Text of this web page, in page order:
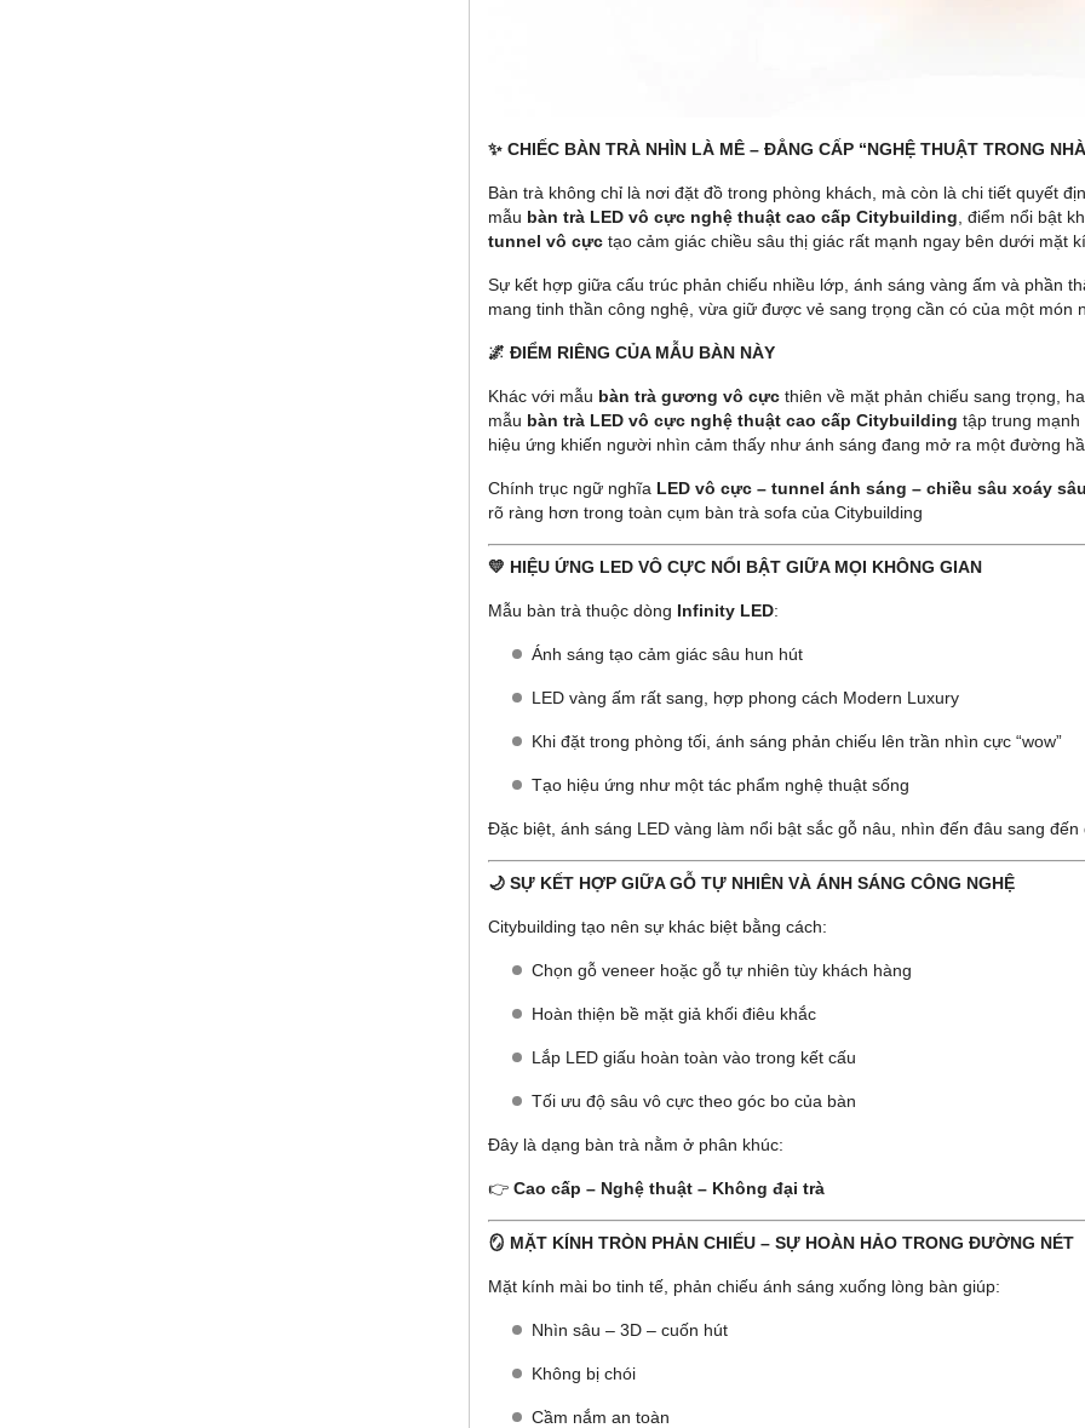
✨ CHIẾC BÀN TRÀ NHÌN LÀ MÊ – ĐẲNG CẤP “NGHỆ THUẬT TRONG
Bàn trà không chỉ là nơi đặt đồ trong phòng khách, mà còn là chi tiết quyết
mẫu bàn trà LED vô cực nghệ thuật cao cấp Citybuilding , điểm nổi bật
tunnel vô cực tạo cảm giác chiều sâu thị giác rất mạnh ngay bên dưới mặt
Sự kết hợp giữa cấu trúc phản chiếu nhiều lớp, ánh sáng vàng ấm và phần
mang tinh thần công nghệ, vừa giữ được vẻ sang trọng cần có của một món
🌌 ĐIỂM RIÊNG CỦA MẪU BÀN NÀY
Khác với mẫu bàn trà gương vô cực thiên về mặt phản chiếu sang trọng,
mẫu bàn trà LED vô cực nghệ thuật cao cấp Citybuilding tập trung
hiệu ứng khiến người nhìn cảm thấy như ánh sáng đang mở ra một đường
Chính trục ngữ nghĩa LED vô cực – tunnel ánh sáng – chiều sâu xoáy
rõ ràng hơn trong toàn cụm bàn trà sofa của Citybuilding
💛 HIỆU ỨNG LED VÔ CỰC NỔI BẬT GIỮA MỌI KHÔNG GIAN
Mẫu bàn trà thuộc dòng Infinity LED:
Ánh sáng tạo cảm giác sâu hun hút
LED vàng ấm rất sang, hợp phong cách Modern Luxury
Khi đặt trong phòng tối, ánh sáng phản chiếu lên trần nhìn cực “wow”
Tạo hiệu ứng như một tác phẩm nghệ thuật sống
Đặc biệt, ánh sáng LED vàng làm nổi bật sắc gỗ nâu, nhìn đến đâu sang đến
🌙 SỰ KẾT HỢP GIỮA GỖ TỰ NHIÊN VÀ ÁNH SÁNG CÔNG NGHỆ
Citybuilding tạo nên sự khác biệt bằng cách:
Chọn gỗ veneer hoặc gỗ tự nhiên tùy khách hàng
Hoàn thiện bề mặt giả khối điêu khắc
Lắp LED giấu hoàn toàn vào trong kết cấu
Tối ưu độ sâu vô cực theo góc bo của bàn
Đây là dạng bàn trà nằm ở phân khúc:
👉 Cao cấp – Nghệ thuật – Không đại trà
🪞 MẶT KÍNH TRÒN PHẢN CHIẾU – SỰ HOÀN HẢO TRONG ĐƯỜNG NÉT
Mặt kính mài bo tinh tế, phản chiếu ánh sáng xuống lòng bàn giúp:
Nhìn sâu – 3D – cuốn hút
Không bị chói
Cầm nắm an toàn